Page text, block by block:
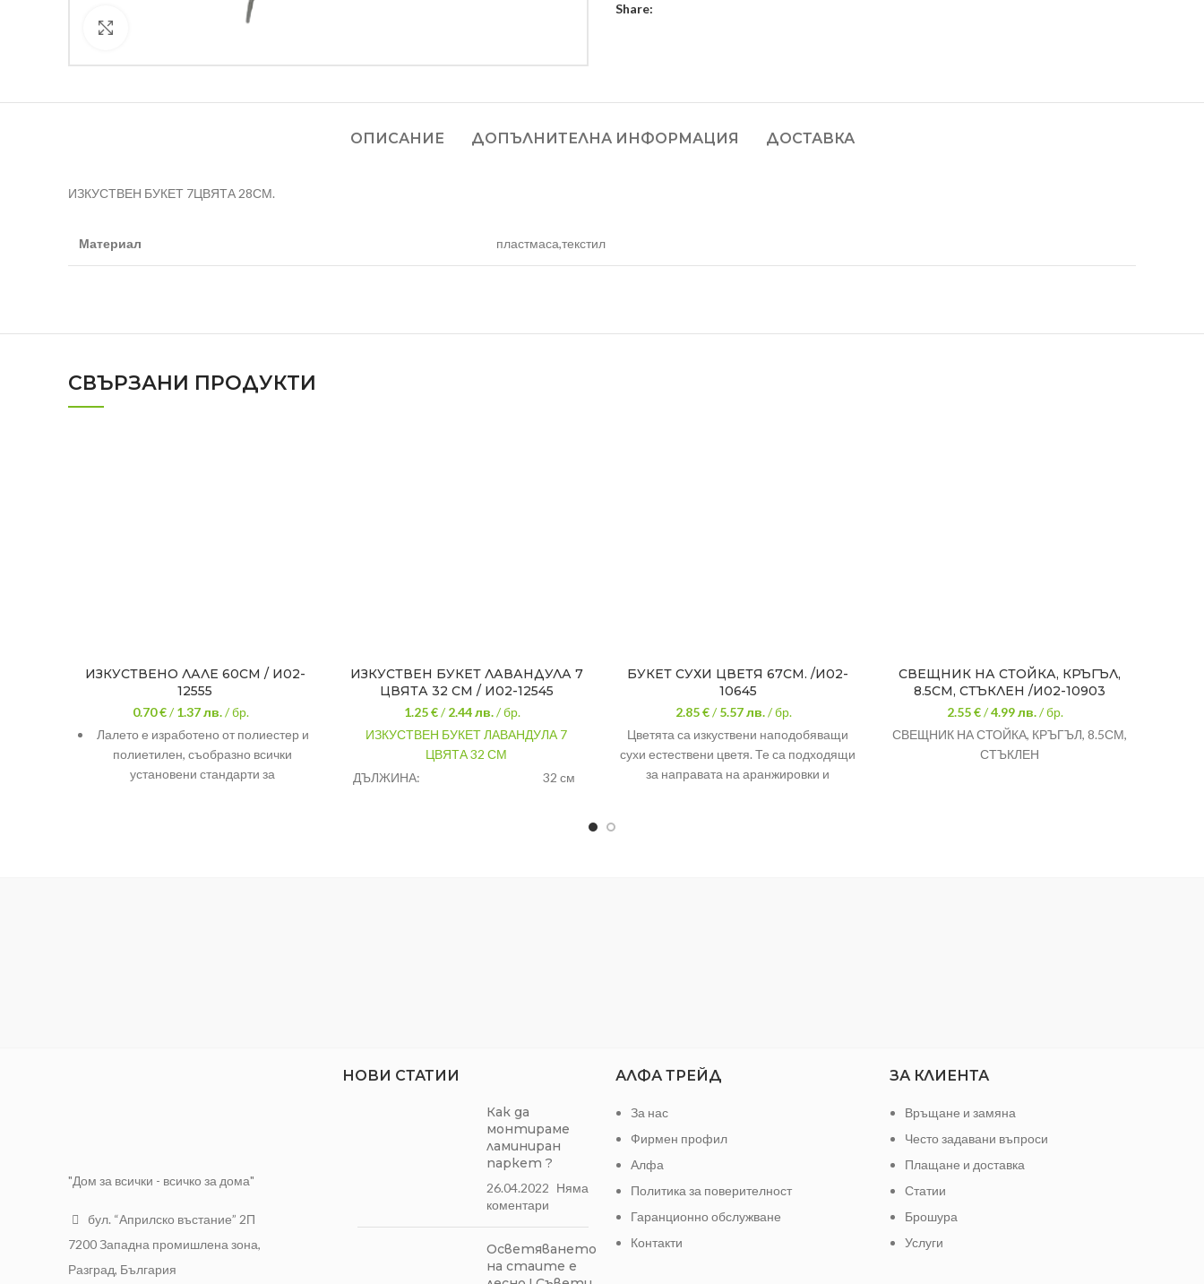
Кликнете за уголемяване
Share:
ОПИСАНИЕ ДОПЪЛНИТЕЛНА ИНФОРМАЦИЯ ДОСТАВКА
ИЗКУСТВЕН БУКЕТ 7ЦВЯТА 28СМ.
Материал пластмаса,текстил
СВЪРЗАНИ ПРОДУКТИ
ИЗКУСТВЕНО ЛАЛЕ 60СМ / И02-
12555
0.70 €/1.37лв. / бр.
Лалето е изработено от полиестер и
полиетилен, съобразно всички
установени стандарти за
ИЗКУСТВЕН БУКЕТ ЛАВАНДУЛА 7
ЦВЯТА 32 СМ / И02-12545
1.25 €/2.44лв. / бр.
ИЗКУСТВЕН БУКЕТ ЛАВАНДУЛА 7
ЦВЯТА 32 СМ
ДЪЛЖИНА:
32 см
БУКЕТ СУХИ ЦВЕТЯ 67СМ. /И02-
10645
2.85 €/5.57лв. / бр.
Цветята са изкуствени наподобяващи
сухи естествени цветя. Те са подходящи
за направата на аранжировки и
СВЕЩНИК НА СТОЙКА, КРЪГЪЛ,
8.5СМ, СТЪКЛЕН /И02-10903
2.55 €/4.99лв. / бр.
СВЕЩНИК НА СТОЙКА, КРЪГЪЛ, 8.5СМ,
СТЪКЛЕН
"Дом за всички - всичко за дома"
бул. “Априлско въстание” 2П
7200 Западна промишлена зона,
Разград, България
НОВИ СТАТИИ
Как да
монтираме
ламиниран
паркет ?
26.04.2022 Няма
коментари
Осветяването
на стаите е
АЛФА ТРЕЙД
За нас
Фирмен профил
Алфа
Политика за поверителност
Гаранционно обслужване
Контакти
ЗА КЛИЕНТА
Връщане и замяна
Често задавани въпроси
Плащане и доставка
Статии
Брошура
Услуги